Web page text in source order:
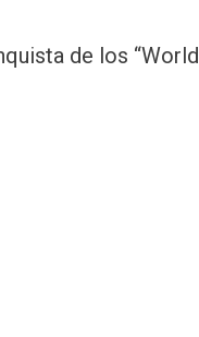
de los “World